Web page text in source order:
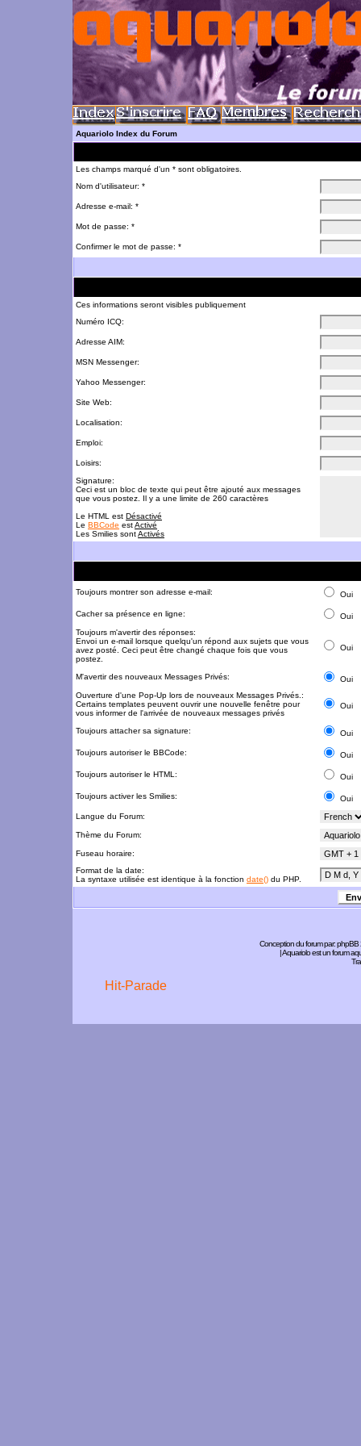
Aquariolo Index du Forum
Les champs marqué d'un * sont obligatoires.
Nom d'utilisateur: *
Adresse e-mail: *
Mot de passe: *
Confirmer le mot de passe: *
Ces informations seront visibles publiquement
Numéro ICQ:
Adresse AIM:
MSN Messenger:
Yahoo Messenger:
Site Web:
Localisation:
Emploi:
Loisirs:
Signature:
Ceci est un bloc de texte qui peut être ajouté aux messages
que vous postez. Il y a une limite de 260 caractères
Le HTML est Désactivé
Le BBCode estActivé
Les Smilies sontActivés
Toujours montrer son adresse e-mail: Oui
Cacher sa présence en ligne:
Oui
Toujours m'avertir des réponses:
Envoi un e-mail lorsque quelqu'un répond aux sujets que vous
avez posté. Ceci peut être changé chaque fois que vous
postez.
Oui
M'avertir des nouveaux Messages Privés:
Oui
Ouverture d'une Pop-Up lors de nouveaux Messages Privés.:
Certains templates peuvent ouvrir une nouvelle fenêtre pour
vous informer de l'arrivée de nouveaux messages privés
Oui
Toujours attacher sa signature: Oui
Toujours autoriser le BBCode: Oui
Toujours autoriser le HTML: Oui
Toujours activer les Smilies:
Oui
Langue du Forum:
Thème du Forum:
Fuseau horaire:
Format de la date:
La syntaxe utilisée est identique à la fonction date() du PHP.
Conception du forum par:phpBB
| Aquariolo est un forum